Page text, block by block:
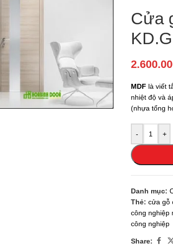
Cửa
MDF là viết
nhiệt độ và
(nhựa tổng
- +
Danh mục:
Thẻ: cửa gỗ
công nghiệp
công nghiệp
Share: